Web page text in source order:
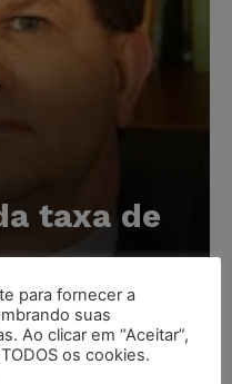
taxa de
2026
com conteúdo
em suas
para fornecer a
suas
Ao clicar em “Aceitar”,
os cookies.